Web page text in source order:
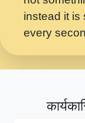
7.9.2021
सख भ
सपरहट
सपरहट
instead it is
every